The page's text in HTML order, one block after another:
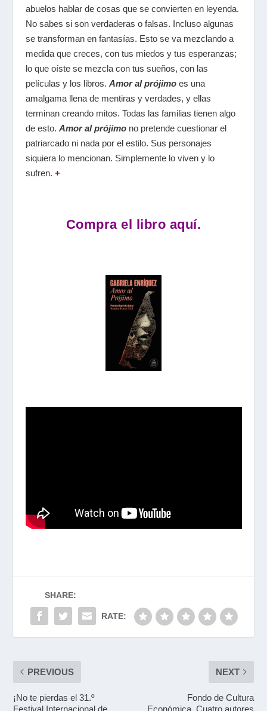
abuelos hablar de cosas que se convierten en leyenda.
No sabes si son verdaderas o falsas. Incluso algunas
se transforman en fantasías. Esto se va mezclando a
medida que creces, con tus miedos y tus esperanzas;
lo que oíste se mezcla con tus sueños, con las
películas y los libros. Amor al prójimoes una
amalgama llena de mentiras y verdades, y ellas
terminan creando mitos. Todas las familias tienen algo
de esto. Amor al prójimono pretende cuestionar el
patriarcado ni nada por el estilo. Sus personajes
siquiera lo mencionan. Simplemente lo viven y lo
sufren. +
Compra el libro aquí.
SHARE:
RATE:
PREVIOUS
¡No te pierdas el 31.º
Festival Internacional de
NEXT
Fondo de Cultura
Económica. Cuatro autores